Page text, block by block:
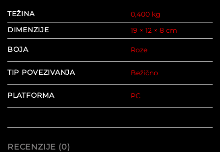
TEŽINA
0,400 kg
DIMENZIJE
19 × 12 × 8 cm
BOJA Roze
TIP POVEZIVANJA Bežično
PLATFORMA PC
RECENZIJE (0)